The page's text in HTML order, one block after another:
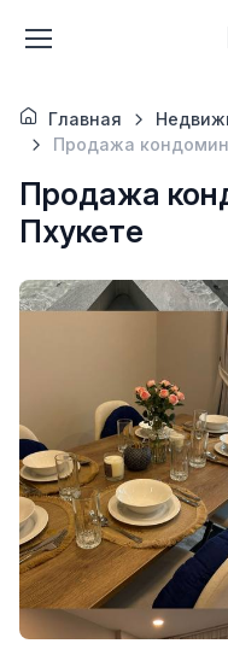
Главная
Продажа
Продажа
Пхукете